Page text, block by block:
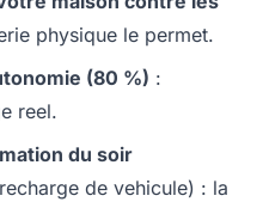
physique le permet.
(80 %) :
reel.
du soir
de vehicule) : la